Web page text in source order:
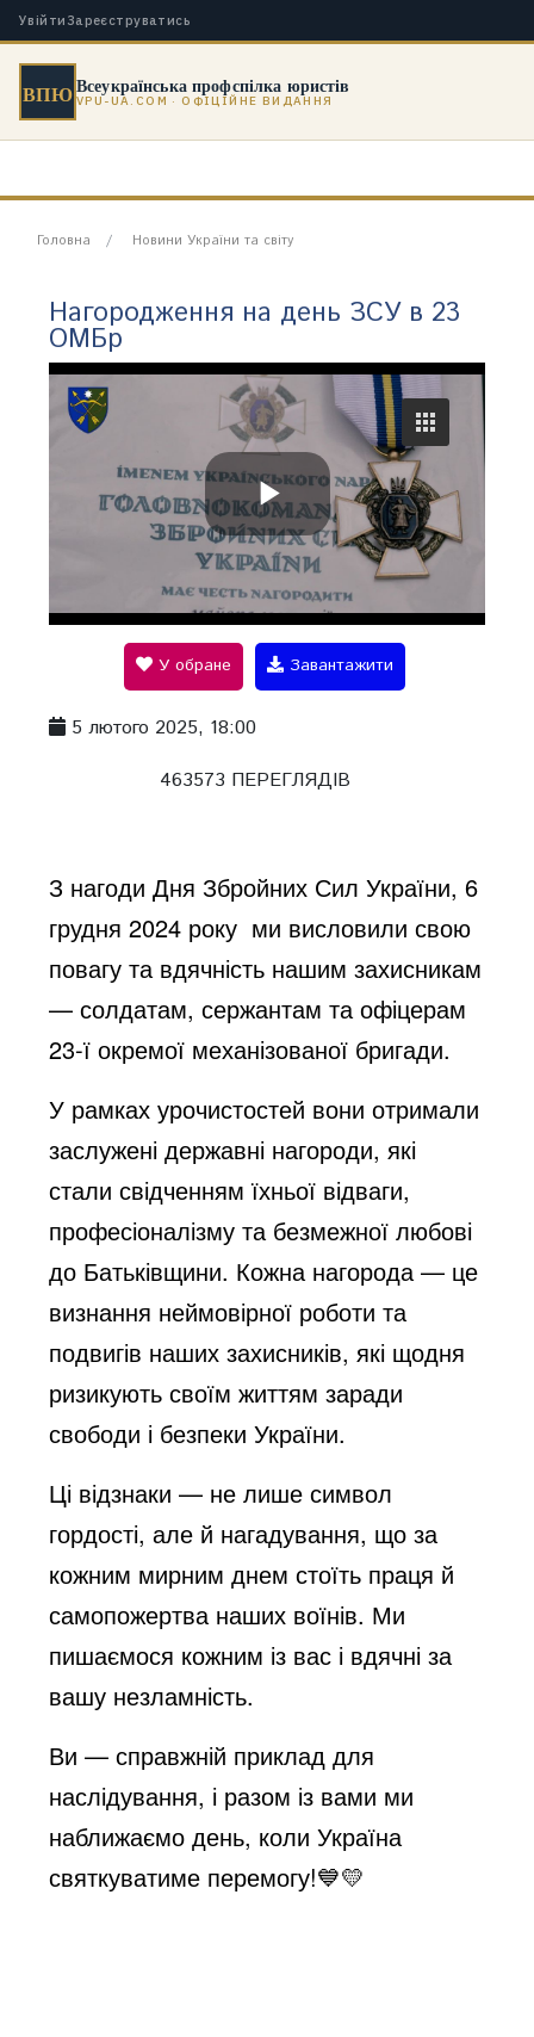
Увійти Зареєструватись
ВПЮВсеукраїнська профспілка юристів
VPU-UA.COM · ОФІЦІЙНЕ ВИДАННЯ
Головна Новини України та світу
Нагородження на день ЗСУ в 23
ОМБр
P
l
a
y
V
i
d
e
o
У обране Завантажити
5 лютого 2025, 18:00
463573 ПЕРЕГЛЯДІВ
З нагоди Дня Збройних Сил України, 6
грудня 2024 року ми висловили свою
повагу та вдячність нашим захисникам
— солдатам, сержантам та офіцерам
23-ї окремої механізованої бригади.
У рамках урочистостей вони отримали
заслужені державні нагороди, які
стали свідченням їхньої відваги,
професіоналізму та безмежної любові
до Батьківщини. Кожна нагорода — це
визнання неймовірної роботи та
подвигів наших захисників, які щодня
ризикують своїм життям заради
свободи і безпеки України.
Ці відзнаки — не лише символ
гордості, але й нагадування, що за
кожним мирним днем стоїть праця й
самопожертва наших воїнів. Ми
пишаємося кожним із вас і вдячні за
вашу незламність.
Ви — справжній приклад для
наслідування, і разом із вами ми
наближаємо день, коли Україна
святкуватиме перемогу!💙💛